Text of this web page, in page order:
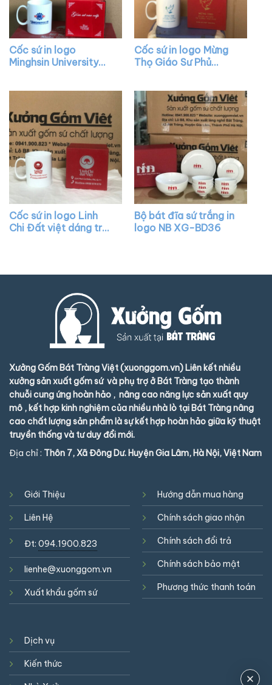
Cốc sứ in logo
Minghsin University
Cốc sứ in logo Mừng
Thọ Giáo Sư Phủ
XG-LS87
Cốc sứ in logo Linh
Chi Đất việt dáng trụ
Bộ bát đĩa sứ trắng in
logo NB XG-BD36
Xưởng Gốm Bát Tràng Việt (xuonggom.vn) Liên kết nhiều
xưởng sản xuất gốm sứ và phụ trợ ở Bát Tràng tạo thành
chuỗi cung ứng hoàn hảo , nâng cao năng lực sản xuất quy
mô , kết hợp kinh nghiệm của nhiều nhà lò tại Bát Tràng nâng
cao chất lượng sản phẩm là sự kết hợp hoàn hảo giữa kỹ thuật
truyền thống và tư duy đổi mới.
Địa chỉ : Thôn 7, Xã Đông Dư. Huyện Gia Lâm, Hà Nội, Việt Nam
Giới Thiệu
Liên Hệ
Đt: 094.1900.823
lienhe@xuonggom.vn
Xuất khẩu gốm sứ
Hướng dẫn mua hàng
Chính sách giao nhận
Chính sách đổi trả
Chính sách bảo mật
Phương thức thanh toán
Dịch vụ
Kiến thức